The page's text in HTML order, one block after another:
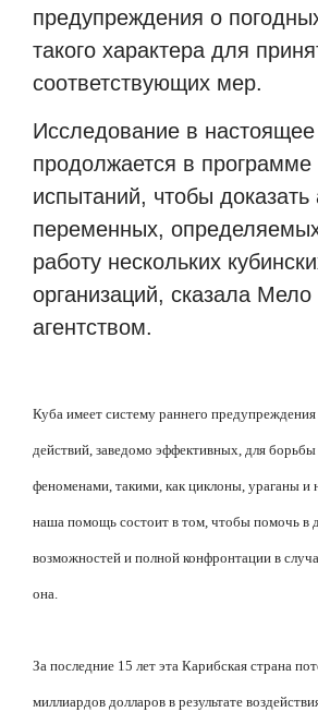
предупреждения о
такого характера для
соответствующих мер.
Исследование в
продолжается в
испытаний, чтобы доказать
переменных,
работу нескольких
организаций, сказала
агентством.
Куба имеет систему раннего
действий, заведомо эффективных, для
феноменами, такими, как циклоны, ураганы и
наша помощь состоит в том, чтобы помочь в
возможностей и полной конфронтации в
она.
За последние 15 лет эта Карибская страна
миллиардов долларов в результате